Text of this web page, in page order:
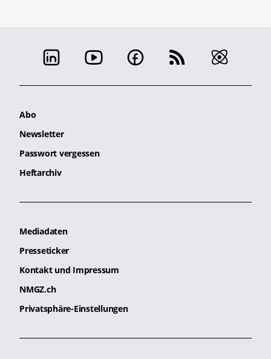
Abo
Newsletter
Passwort vergessen
Heftarchiv
Mediadaten
Presseticker
Kontakt und Impressum
NMGZ.ch
Privatsphäre-Einstellungen